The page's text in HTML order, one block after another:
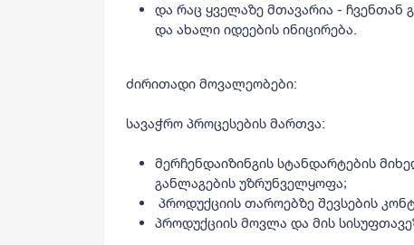
და რაც ყველაზე მთავარია -
და ახალი იდეების ინიცირება.
ძირითადი მოვალეობები:
სავაჭრო პროცესების მართვა:
მერჩენდაიზინგის სტანდარტების
განლაგების უზრუნველყოფა;
პროდუქციის თაროებზე შევსების
პროდუქციის მოვლა და მის